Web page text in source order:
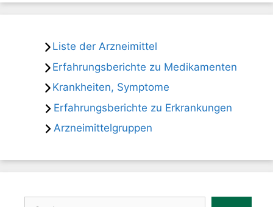
Liste der Arzneimittel
Erfahrungsberichte zu Medikamenten
Krankheiten, Symptome
Erfahrungsberichte zu Erkrankungen
Arzneimittelgruppen
Suchen